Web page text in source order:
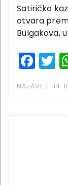
Satiričko
otvara
Bulgakova,
NAJAVE 14.